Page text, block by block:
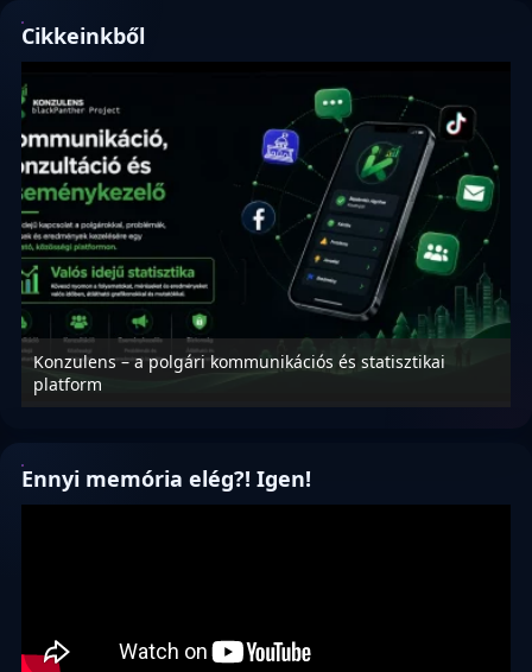
Cikkeinkből
Konzulens – a polgári kommunikációs és statisztikai
platform
Ennyi memória elég?! Igen!